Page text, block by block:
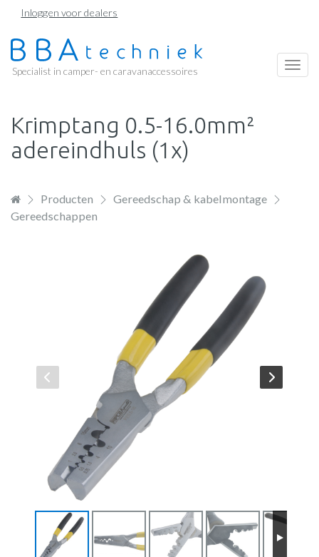
Overslaan
naar
de
Inloggen voor dealers
Specialist in camper- en caravanaccessoires
Krimptang 0.5-16.0mm²
adereindhuls (1x)
Producten
Gereedschap & kabelmontage
Gereedschappen